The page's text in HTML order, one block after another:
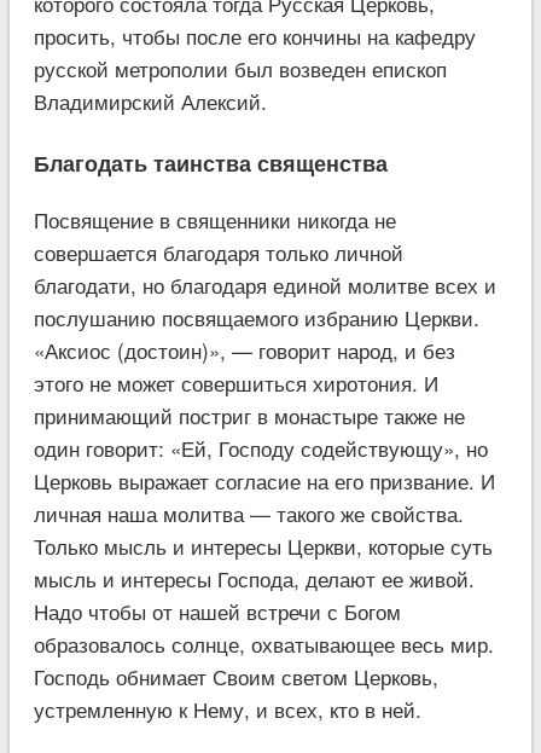
просить, чтобы после его кончины на кафедру
русской метрополии был возведен епископ
Владимирский Алексий.
Благодать таинства священства
Посвящение в священники никогда не
совершается благодаря только личной
благодати, но благодаря единой молитве всех и
послушанию посвящаемого избранию Церкви.
«Аксиос (достоин)», — говорит народ, и без
этого не может совершиться хиротония. И
принимающий постриг в монастыре также не
один говорит: «Ей, Господу содействующу», но
Церковь выражает согласие на его призвание. И
личная наша молитва — такого же свойства.
Только мысль и интересы Церкви, которые суть
мысль и интересы Господа, делают ее живой.
Надо чтобы от нашей встречи с Богом
образовалось солнце, охватывающее весь мир.
Господь обнимает Своим светом Церковь,
устремленную к Нему, и всех, кто в ней.